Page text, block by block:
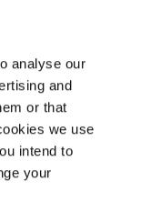
analyse our
and
or that
we use
intend to
your